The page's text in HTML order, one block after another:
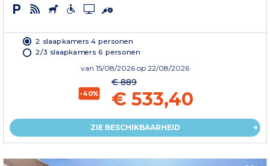
2 slaapkamers 4 personen
2/3 slaapkamers 6 personen
van 15/08/2026 op 22/08/2026
-40%
€ 889
€ 533,40
ZIE BESCHIKBAARHEID